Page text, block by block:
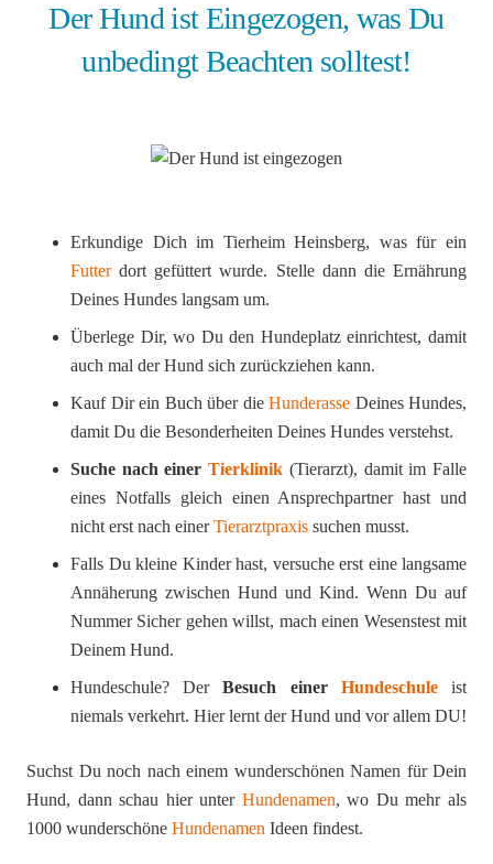
Der Hund ist Eingezogen, was Du
unbedingt Beachten solltest!
Erkundige Dich im Tierheim Heinsberg, was für ein
Futterdort gefüttert wurde. Stelle dann die Ernährung
Deines Hundes langsam um.
Überlege Dir, wo Du den Hundeplatz einrichtest, damit
auch mal der Hund sich zurückziehen kann.
Kauf Dir ein Buch über die Hunderasse Deines Hundes,
damit Du die Besonderheiten Deines Hundes verstehst.
Suche nach einerTierklinik (Tierarzt), damit im Falle
eines Notfalls gleich einen Ansprechpartner hast und
nicht erst nach einerTierarztpraxis suchen musst.
Falls Du kleine Kinder hast, versuche erst eine langsame
Annäherung zwischen Hund und Kind. Wenn Du auf
Nummer Sicher gehen willst, mach einen Wesenstest mit
Deinem Hund.
Hundeschule? DerBesuch einer Hundeschule
ist
niemals verkehrt. Hier lernt der Hund und vor allem DU!
Suchst Du noch nach einem wunderschönen Namen für Dein
Hund, dann schau hier unter Hundenamen, wo Du mehr als
1000 wunderschöne Hundenamen Ideen findest.